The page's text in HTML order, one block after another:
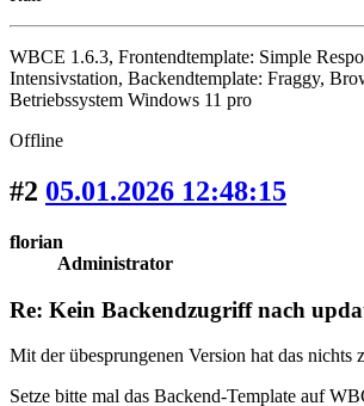
WBCE 1.6.3, Frontendtemplate: Simple
Intensivstation, Backendtemplate: Fraggy,
Betriebssystem Windows 11 pro
Offline
#2 05.01.2026 12:48:15
florian
Administrator
Re: Kein Backendzugriff nach
Mit der übesprungenen Version hat das nichts
Setze bitte mal das Backend-Template auf